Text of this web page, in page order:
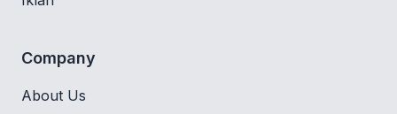
Company
About Us